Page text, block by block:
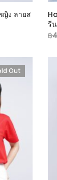
ง ลายส
รี
฿
Out